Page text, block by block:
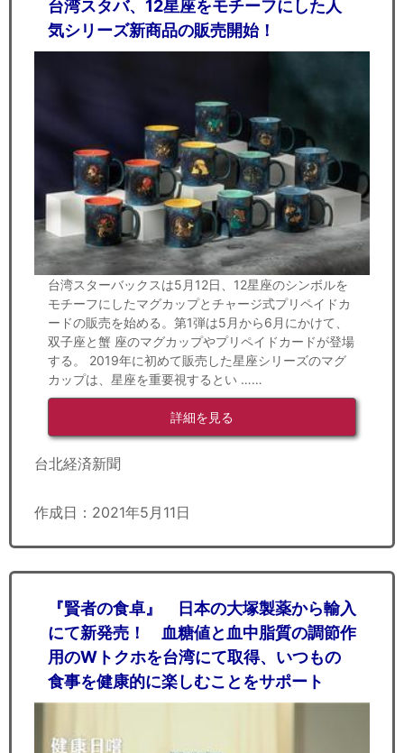
台湾スタバ、12星座をモチーフにした人
気シリーズ新商品の販売開始！
台湾スターバックスは5月12日、12星座のシンボルを
モチーフにしたマグカップとチャージ式プリペイドカ
ードの販売を始める。第1弾は5月から6月にかけて、
双子座と蟹 座のマグカップやプリペイドカードが登場
する。 2019年に初めて販売した星座シリーズのマグ
カップは、星座を重要視するとい ……
詳細を見る
台北経済新聞
作成日：2021年5月11日
『賢者の食卓』 日本の大塚製薬から輸入
にて新発売！ 血糖値と血中脂質の調節作
用のWトクホを台湾にて取得、いつもの
食事を健康的に楽しむことをサポート